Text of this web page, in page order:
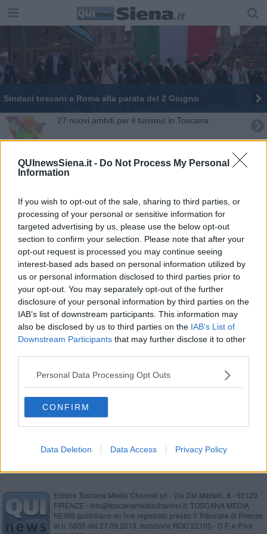
QUInewsSiena.it - Do Not Process My Personal
Information
If you wish to opt-out of the sale, sharing to third parties, or
processing of your personal or sensitive information for
targeted advertising by us, please use the below opt-out
section to confirm your selection. Please note that after your
opt-out request is processed you may continue seeing
interest-based ads based on personal information utilized by
us or personal information disclosed to third parties prior to
your opt-out. You may separately opt-out of the further
disclosure of your personal information by third parties on the
IAB’s list of downstream participants. This information may
also be disclosed by us to third parties on the IAB’s List of
Downstream Participants that may further disclose it to other
Personal Data Processing Opt Outs
CONFIRM
Data Deletion Data Access Privacy Policy
Sindaci toscani a Roma alla parata del 2 Giugno
27 nuovi ambiti per il turismo in Toscana
toscani
Amministrative 2024, tutti i Comuni toscani al voto
Si spengono i termosifoni, ecco a chi tocca
Seggi aperti per le elezioni europee e comunali
Termosifoni, le date di accensione Comune per
Comune
Frane e strade come fiumi nella notte di tempesta
Cinghiali, ecco la mappa delle strade a rischio
Sindaci toscani a Roma alla parata del 2 Giugno
Alberi monumentali, in Toscana 165 giganti verdi
Riscaldamento, le date di accensione Comune
185 comuni al voto per il nuovo Sindaco - MAPPE
Editore Toscana Media Channel srl - Via Dei Martelli, 8 - 50129
FIRENZE - info@toscanamediachannel.it. TOSCANA MEDIA
NEWS quotidiano on line registrato presso il Tribunale di Firenze
al n. 5935 del 27.09.2013. Iscrizione ROC 22105 - C.F. e P.Iva